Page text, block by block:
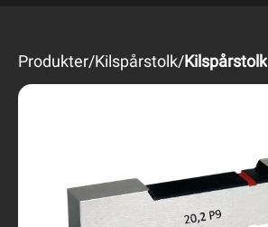
Produkter/Kilspårstolk/Kilspårstolk